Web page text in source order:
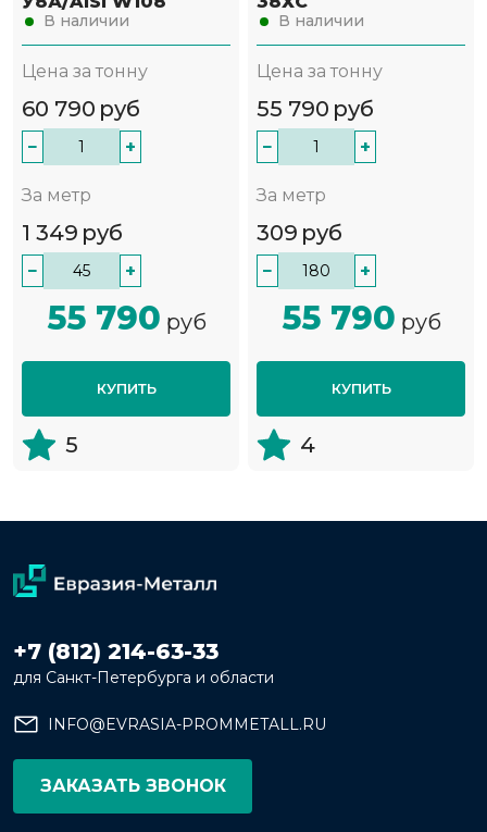
В наличии
Цена за тонну
60 790 руб
− +
За метр
1 349 руб
− +
55 790 руб
КУПИТЬ
5
В наличии
Цена за тонну
55 790 руб
− +
За метр
309 руб
− +
55 790 руб
КУПИТЬ
4
+7 (812) 214-63-33
для Санкт-Петербурга и области
INFO@EVRASIA-PROMMETALL.RU
ЗАКАЗАТЬ ЗВОНОК